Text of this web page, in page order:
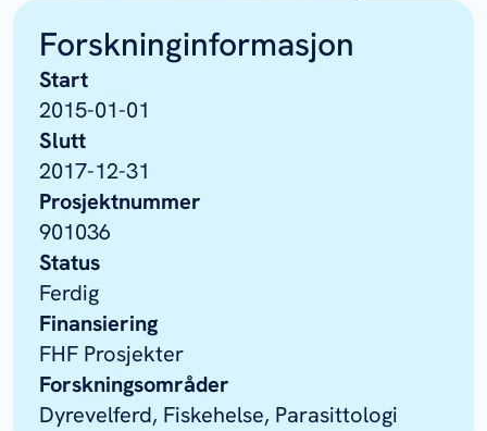
Forskninginformasjon
Start
2015-01-01
Slutt
2017-12-31
Prosjektnummer
901036
Status
Ferdig
Finansiering
FHF Prosjekter
Forskningsområder
Dyrevelferd, Fiskehelse, Parasittologi